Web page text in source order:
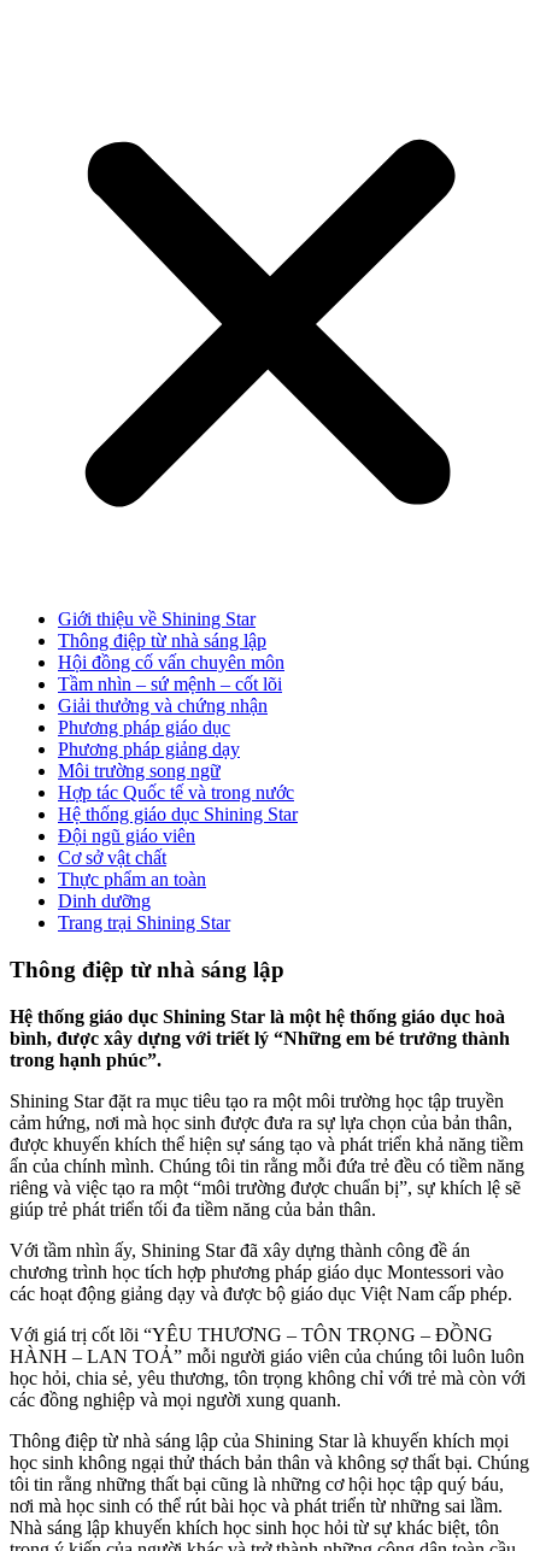
Giới thiệu về Shining Star
Thông điệp từ nhà sáng lập
Hội đồng cố vấn chuyên môn
Tầm nhìn – sứ mệnh – cốt lõi
Giải thưởng và chứng nhận
Phương pháp giáo dục
Phương pháp giảng dạy
Môi trường song ngữ
Hợp tác Quốc tế và trong nước
Hệ thống giáo dục Shining Star
Đội ngũ giáo viên
Cơ sở vật chất
Thực phẩm an toàn
Dinh dưỡng
Trang trại Shining Star
Thông điệp từ nhà sáng lập
Hệ thống giáo dục Shining Star là một hệ thống giáo dục hoà
bình, được xây dựng với triết lý “Những em bé trưởng thành
trong hạnh phúc”.
Shining Star đặt ra mục tiêu tạo ra một môi trường học tập truyền
cảm hứng, nơi mà học sinh được đưa ra sự lựa chọn của bản thân,
được khuyến khích thể hiện sự sáng tạo và phát triển khả năng tiềm
ẩn của chính mình. Chúng tôi tin rằng mỗi đứa trẻ đều có tiềm năng
riêng và việc tạo ra một “môi trường được chuẩn bị”, sự khích lệ sẽ
giúp trẻ phát triển tối đa tiềm năng của bản thân.
Với tầm nhìn ấy, Shining Star đã xây dựng thành công đề án
chương trình học tích hợp phương pháp giáo dục Montessori vào
các hoạt động giảng dạy và được bộ giáo dục Việt Nam cấp phép.
Với giá trị cốt lõi “YÊU THƯƠNG – TÔN TRỌNG – ĐỒNG
HÀNH – LAN TOẢ” mỗi người giáo viên của chúng tôi luôn luôn
học hỏi, chia sẻ, yêu thương, tôn trọng không chỉ với trẻ mà còn với
các đồng nghiệp và mọi người xung quanh.
Thông điệp từ nhà sáng lập của Shining Star là khuyến khích mọi
học sinh không ngại thử thách bản thân và không sợ thất bại. Chúng
tôi tin rằng những thất bại cũng là những cơ hội học tập quý báu,
nơi mà học sinh có thể rút bài học và phát triển từ những sai lầm.
Nhà sáng lập khuyến khích học sinh học hỏi từ sự khác biệt, tôn